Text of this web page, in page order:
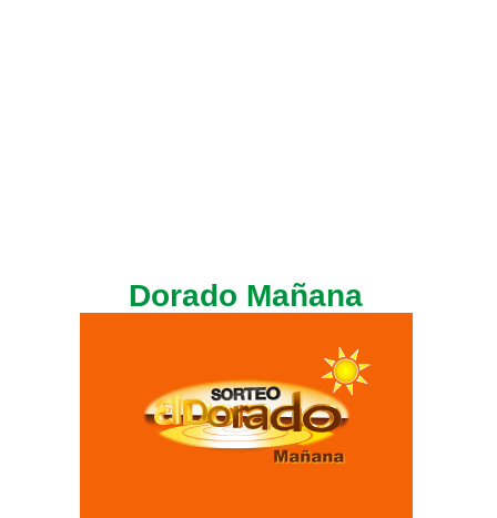
Dorado Mañana